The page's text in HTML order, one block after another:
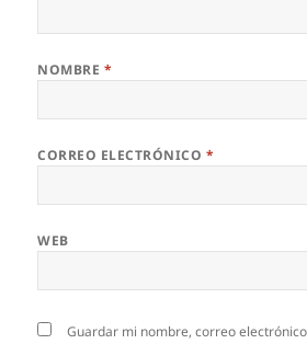
NOMBRE *
CORREO ELECTRÓNICO *
WEB
Guardar mi nombre, correo